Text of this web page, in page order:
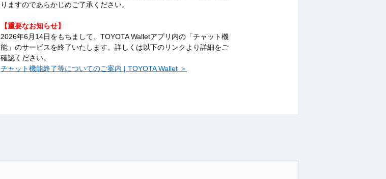
りますのであらかじめご了承ください。
【重要なお知らせ】
2026年6月14日をもちまして、TOYOTA Walletアプリ内の「チャット機
能」のサービスを終了いたします。詳しくは以下のリンクより詳細をご
確認ください。
チャット機能終了等についてのご案内 | TOYOTA Wallet ＞